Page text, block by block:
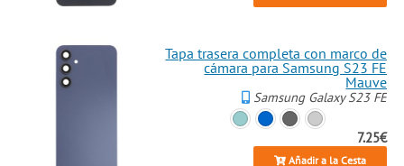
Tapa trasera completa con marco de
cámara para Samsung S23 FE
Mauve
Samsung Galaxy S23 FE
7.25€
Añadir a la Cesta